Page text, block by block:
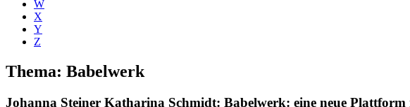
W
X
Y
Z
Thema: Babelwerk
Johanna Steiner Katharina Schmidt: Babelwerk: eine neue